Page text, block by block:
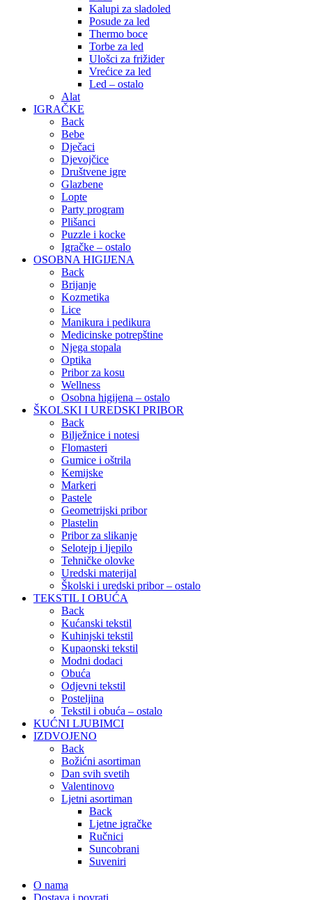
Kalupi za sladoled
Posude za led
Thermo boce
Torbe za led
Ulošci za frižider
Vrećice za led
Led – ostalo
Alat
IGRAČKE
Back
Bebe
Dječaci
Djevojčice
Društvene igre
Glazbene
Lopte
Party program
Plišanci
Puzzle i kocke
Igračke – ostalo
OSOBNA HIGIJENA
Back
Brijanje
Kozmetika
Lice
Manikura i pedikura
Medicinske potrepštine
Njega stopala
Optika
Pribor za kosu
Wellness
Osobna higijena – ostalo
ŠKOLSKI I UREDSKI PRIBOR
Back
Bilježnice i notesi
Flomasteri
Gumice i oštrila
Kemijske
Markeri
Pastele
Geometrijski pribor
Plastelin
Pribor za slikanje
Selotejp i ljepilo
Tehničke olovke
Uredski materijal
Školski i uredski pribor – ostalo
TEKSTIL I OBUĆA
Back
Kućanski tekstil
Kuhinjski tekstil
Kupaonski tekstil
Modni dodaci
Obuća
Odjevni tekstil
Posteljina
Tekstil i obuća – ostalo
KUĆNI LJUBIMCI
IZDVOJENO
Back
Božićni asortiman
Dan svih svetih
Valentinovo
Ljetni asortiman
Back
Ljetne igračke
Ručnici
Suncobrani
Suveniri
O nama